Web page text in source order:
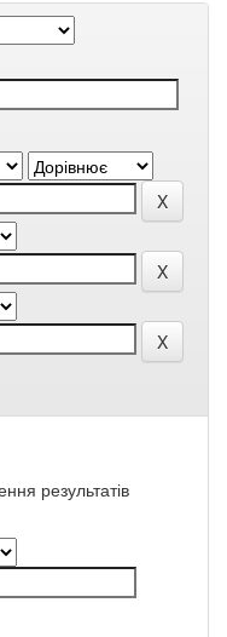
результатів